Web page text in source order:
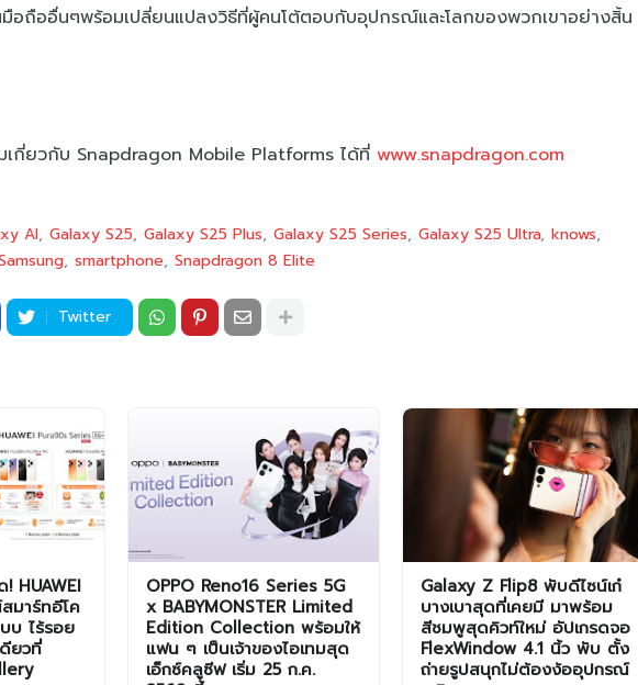
อถืออื่นๆพร้อมเปลี่ยนแปลงวิธีที่ผู้คนโต้ตอบกับอุปกรณ์และโลกของพวกเขาอย่างสิ้น
เกี่ยวกับ Snapdragon Mobile Platforms ได้ที่ www.snapdragon.com
AI Galaxy S25 Galaxy S25 Plus Galaxy S25 Series Galaxy S25 Ultra knows
smartphone Snapdragon 8 Elite
Twitter
HUAWEI
มาร์ทอีโค
บ ไร้รอย
ยวที่
OPPO Reno16 Series 5G
x BABYMONSTER Limited
Edition Collection พร้อมให้
แฟน ๆ เป็นเจ้าของไอเทมสุด
เอ็กซ์คลูซีฟ เริ่ม 25 ก.ค.
Galaxy Z Flip8 พับดีไซน์เก๋
บางเบาสุดที่เคยมี มาพร้อม
สีชมพูสุดคิวท์ใหม่ อัปเกรดจอ
FlexWindow 4.1 นิ้ว พับ ตั้ง
ถ่ายรูปสนุกไม่ต้องง้ออุปกรณ์